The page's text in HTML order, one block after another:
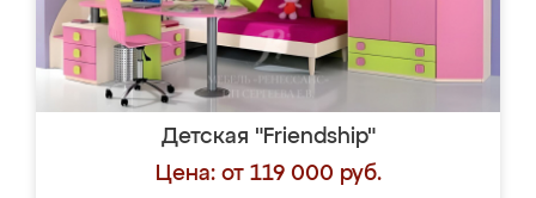
Детская "Friendship"
Цена: от 119 000 руб.